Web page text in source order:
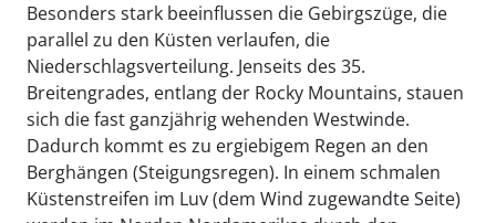
Besonders stark beeinflussen die Gebirgszüge, die
parallel zu den Küsten verlaufen, die
Niederschlagsverteilung. Jenseits des 35.
Breitengrades, entlang der Rocky Mountains, stauen
sich die fast ganzjährig wehenden Westwinde.
Dadurch kommt es zu ergiebigem Regen an den
Berghängen (Steigungsregen). In einem schmalen
Küstenstreifen im Luv (dem Wind zugewandte Seite)